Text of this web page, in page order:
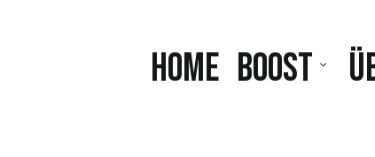
Home BOOST